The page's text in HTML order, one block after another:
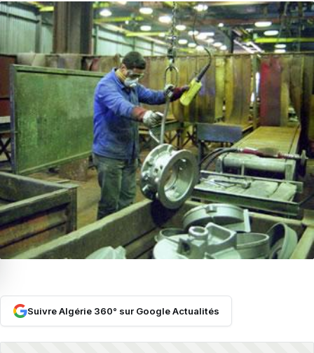
Suivre Algérie 360° sur Google Actualités